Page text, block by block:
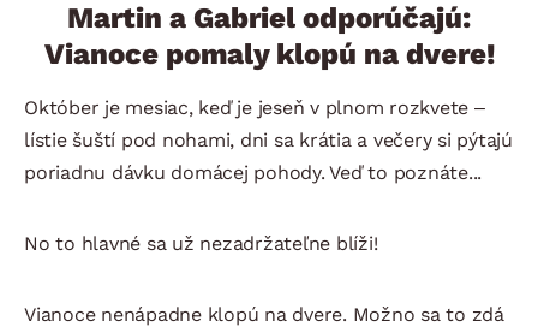
Martin a Gabriel odporúčajú:
Vianoce pomaly klopú na dvere!
Október je mesiac, keď je jeseň v plnom rozkvete –
lístie šuští pod nohami, dni sa krátia a večery si pýtajú
poriadnu dávku domácej pohody. Veď to poznáte...
No to hlavné sa už nezadržateľne blíži!
Vianoce nenápadne klopú na dvere. Možno sa to zdá